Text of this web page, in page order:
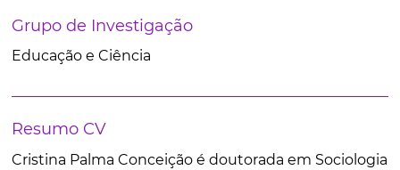
Grupo de Investigação
Educação e Ciência
Resumo CV
Cristina Palma Conceição é doutorada em Sociologia